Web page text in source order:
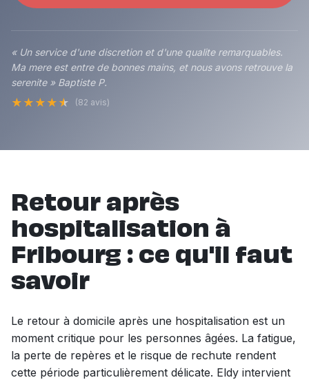
« Un service d'une discretion et d'une qualite remarquables.
Ma mere est entre de bonnes mains, et nous avons retrouve la
serenite » Baptiste P.
★ ★ ★ ★ ★ (82 avis)
Retour après
hospitalisation à
Fribourg : ce qu'il faut
savoir
Le retour à domicile après une hospitalisation est un
moment critique pour les personnes âgées. La fatigue,
la perte de repères et le risque de rechute rendent
cette période particulièrement délicate. Eldy intervient